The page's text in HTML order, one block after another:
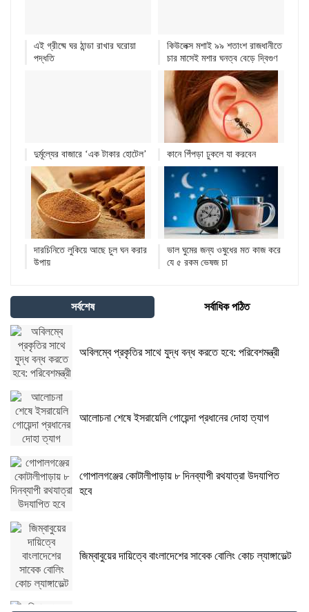
এই গ্রীষ্মে ঘর ঠান্ডা রাখার ঘরোয়া
পদ্ধতি
কিউলেক্স মশাই ৯৯ শতাংশ রাজধানীতে
চার মাসেই মশার ঘনত্ব বেড়ে দ্বিগুণ
দুর্মূল্যের বাজারে ‘এক টাকার হোটেল’ কানে পিঁপড়া ঢুকলে যা করবেন
দারচিনিতে লুকিয়ে আছে চুল ঘন করার
উপায়
ভাল ঘুমের জন্য ওষুধের মত কাজ করে
যে ৫ রকম ভেষজ চা
সর্বশেষ সর্বাধিক পঠিত
অবিলম্বে প্রকৃতির সাথে যুদ্ধ বন্ধ করতে হবে: পরিবেশমন্ত্রী
আলোচনা শেষে ইসরায়েলি গোয়েন্দা প্রধানের দোহা ত্যাগ
গোপালগঞ্জের কোটালীপাড়ায় ৮ দিনব্যাপী রথযাত্রা উদযাপিত
হবে
জিম্বাবুয়ের দায়িত্বে বাংলাদেশের সাবেক বোলিং কোচ ল্যাঙ্গাভেল্ট